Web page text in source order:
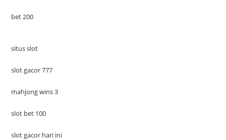
bet 200
situs slot
slot gacor 777
mahjong wins 3
slot bet 100
slot gacor hari ini